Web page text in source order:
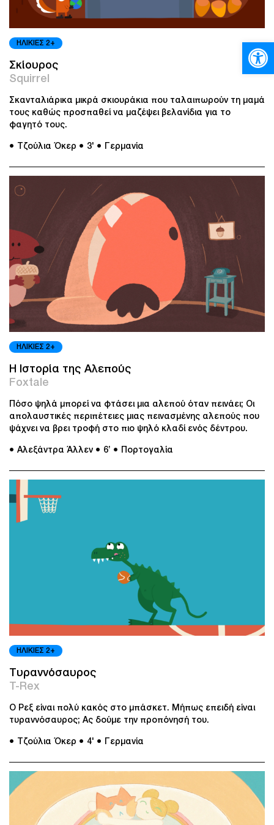
ΗΛΙΚΙΕΣ 2+
Σκίουρος
Squirrel
Σκανταλιάρικα μικρά σκιουράκια που ταλαιπωρούν τη μαμά
τους καθώς προσπαθεί να μαζέψει βελανίδια για το
φαγητό τους.
● Τζούλια Όκερ ● 3' ● Γερμανία
ΗΛΙΚΙΕΣ 2+
Η Ιστορία της Αλεπούς
Foxtale
Πόσο ψηλά μπορεί να φτάσει μια αλεπού όταν πεινάει; Οι
απολαυστικές περιπέτειες μιας πεινασμένης αλεπούς που
ψάχνει να βρει τροφή στο πιο ψηλό κλαδί ενός δέντρου.
● Αλεξάντρα Άλλεν ● 6’ ● Πορτογαλία
ΗΛΙΚΙΕΣ 2+
Τυραννόσαυρος
T-Rex
Ο Ρεξ είναι πολύ κακός στο μπάσκετ. Μήπως επειδή είναι
τυραννόσαυρος; Ας δούμε την προπόνησή του.
● Τζούλια Όκερ ● 4' ● Γερμανία